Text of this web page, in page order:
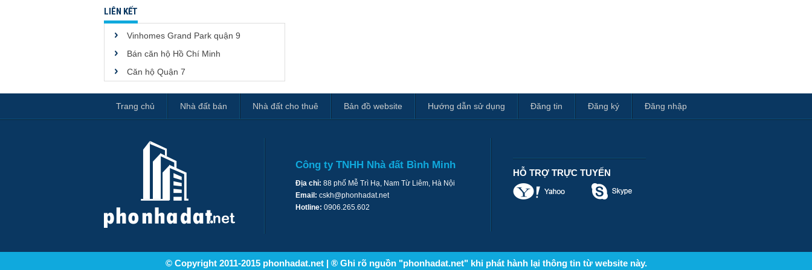
LIÊN KẾT
Vinhomes Grand Park quận 9
Bán căn hộ Hồ Chí Minh
Căn hộ Quận 7
Trang chủ Nhà đất bán Nhà đất cho thuê Bản đồ website Hướng dẫn sử dụng Đăng tin Đăng ký Đăng nhập
Công ty TNHH Nhà đất Bình Minh
Địa chỉ: 88 phố Mễ Trì Hạ, Nam Từ Liêm, Hà Nội
Email: cskh@phonhadat.net
Hotline: 0906.265.602
HỖ TRỢ TRỰC TUYẾN
© Copyright 2011-2015 phonhadat.net | ® Ghi rõ nguồn "phonhadat.net" khi phát hành lại thông tin từ website này.